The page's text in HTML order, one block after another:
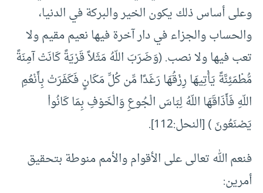
وعلى أساس ذلك يكون الخير والبركة في الدنيا،
والحساب والجزاء في دار آخرة فيها نعيم مقيم ولا
تعب فيها ولا نصب. (وَضَرَبَ اللّهُ مَثَلاً قَرْيَةً كَانَتْ آمِنَةً
مُّطْمَئِنَّةً يَأْتِيهَا رِزْقُهَا رَغَدًا مِّن كُلِّ مَكَانٍ فَكَفَرَتْ بِأَنْعُمِ
اللّهِ فَأَذَاقَهَا اللّهُ لِبَاسَ الْجُوعِ وَالْخَوْفِ بِمَا كَانُواْ
يَصْنَعُونَ ) [النحل:112].
فنعم الله تعالى على الأقوام والأمم منوطة بتحقيق
أمرين: